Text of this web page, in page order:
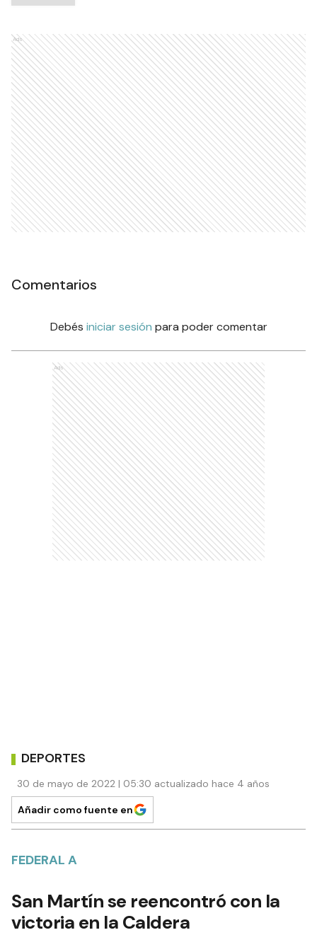
Ads
Comentarios
Debés iniciar sesión para poder comentar
Ads
DEPORTES
30 de mayo de 2022 | 05:30 actualizado hace 4 años
Añadir como fuente en
FEDERAL A
San Martín se reencontró con la
victoria en la Caldera